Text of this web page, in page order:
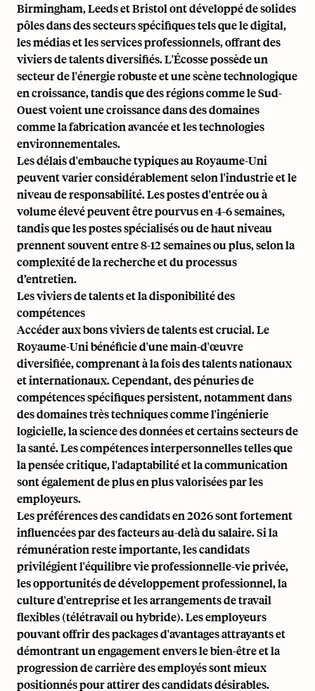
Birmingham, Leeds et Bristol ont développé de solides
pôles dans des secteurs spécifiques tels que le digital,
les médias et les services professionnels, offrant des
viviers de talents diversifiés. L'Écosse possède un
secteur de l'énergie robuste et une scène technologique
en croissance, tandis que des régions comme le Sud-
Ouest voient une croissance dans des domaines
comme la fabrication avancée et les technologies
environnementales.
Les délais d'embauche typiques au Royaume-Uni
peuvent varier considérablement selon l'industrie et le
niveau de responsabilité. Les postes d'entrée ou à
volume élevé peuvent être pourvus en 4-6 semaines,
tandis que les postes spécialisés ou de haut niveau
prennent souvent entre 8-12 semaines ou plus, selon la
complexité de la recherche et du processus
d’entretien.
Les viviers de talents et la disponibilité des
compétences
Accéder aux bons viviers de talents est crucial. Le
Royaume-Uni bénéficie d'une main-d'œuvre
diversifiée, comprenant à la fois des talents nationaux
et internationaux. Cependant, des pénuries de
compétences spécifiques persistent, notamment dans
des domaines très techniques comme l'ingénierie
logicielle, la science des données et certains secteurs de
la santé. Les compétences interpersonnelles telles que
la pensée critique, l'adaptabilité et la communication
sont également de plus en plus valorisées par les
employeurs.
Les préférences des candidats en 2026 sont fortement
influencées par des facteurs au-delà du salaire. Si la
rémunération reste importante, les candidats
privilégient l'équilibre vie professionnelle-vie privée,
les opportunités de développement professionnel, la
culture d'entreprise et les arrangements de travail
flexibles (télétravail ou hybride). Les employeurs
pouvant offrir des packages d'avantages attrayants et
démontrant un engagement envers le bien-être et la
progression de carrière des employés sont mieux
positionnés pour attirer des candidats désirables.